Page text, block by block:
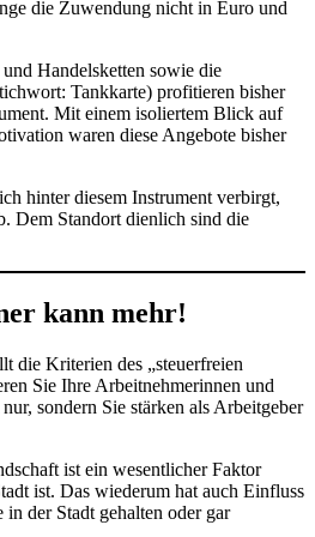
die Zuwendung nicht in Euro und
Handelsketten sowie die
Tankkarte) profitieren bisher
Mit einem isoliertem Blick auf
waren diese Angebote bisher
hinter diesem Instrument verbirgt,
Dem Standort dienlich sind die
kann mehr!
die Kriterien des „steuerfreien
Sie Ihre Arbeitnehmerinnen und
sondern Sie stärken als Arbeitgeber
ist ein wesentlicher Faktor
ist. Das wiederum hat auch Einfluss
der Stadt gehalten oder gar